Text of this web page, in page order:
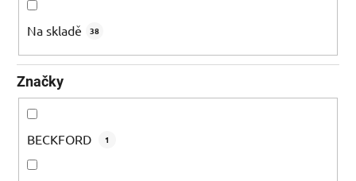
ů
Na skladě 38
Značky
BECKFORD 1